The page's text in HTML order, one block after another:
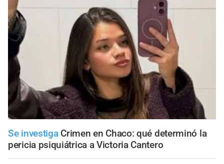
Se investiga Crimen en Chaco: qué determinó la
pericia psiquiátrica a Victoria Cantero